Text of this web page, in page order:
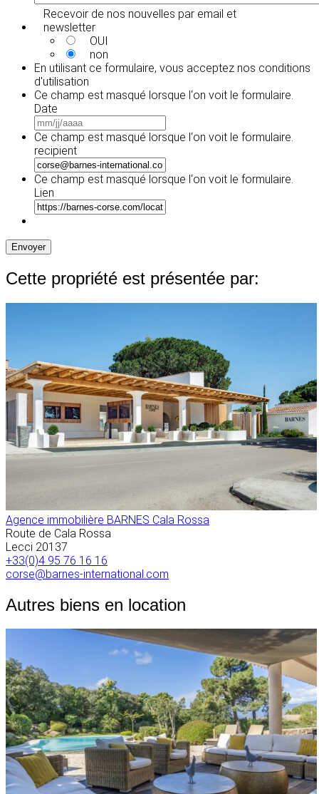
Recevoir de nos nouvelles par email et
newsletter
OUI
non
En utilisant ce formulaire, vous acceptez nos conditions
d'utilisation
Ce champ est masqué lorsque l‘on voit le formulaire.
Date
slash
slash
AAAA
Ce champ est masqué lorsque l‘on voit le formulaire.
recipient
Ce champ est masqué lorsque l‘on voit le formulaire.
Lien
Envoyer
Cette propriété est présentée par:
Agence immobilière BARNES Cala Rossa
Route de Cala Rossa
Lecci 20137
+33(0)4 95 76 16 16
corse@barnes-international.com
Autres biens en location